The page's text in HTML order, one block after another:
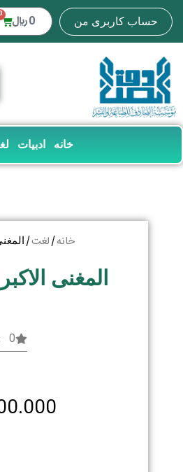
حساب کاربری من 0 ﷼
خانه ادبیات
خانه/ لغت/
المغنی
0